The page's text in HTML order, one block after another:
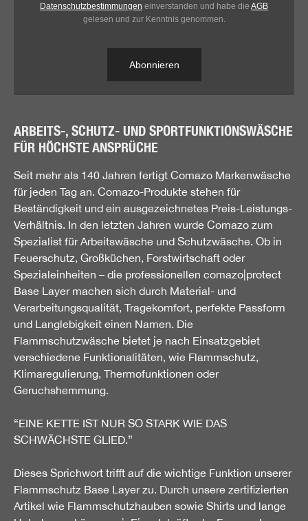
Datenschutzbestimmungen einverstanden und habe die AGB
gelesen und zur Kenntnis genommen.
Abonnieren
ARBEITS-, SCHUTZ- UND SPORTFUNKTIONSWÄSCHE
FÜR HÖCHSTE ANSPRÜCHE
Seit mehr als 140 Jahren fertigt Comazo Markenwäsche
für jeden Tag an. Comazo-Produkte stehen für
Beständigkeit und ein ausgezeichnetes Preis-Leistungs-
Verhältnis. In den letzten Jahren wurde Comazo zum
Spezialist für Arbeitswäsche und Schutzwäsche. Ob in
Feuerschutz, Großküchen, Forstwirtschaft oder
Spezialeinheiten – die professionellen comazo|protect
Base Layer machen sich durch Material- und
Verarbeitungsqualität, Tragekomfort, perfekte Passform
und Langlebigkeit einen Namen. Die
Flammschutzwäsche bietet je nach Einsatzgebiet
verschiedene Funktionalitäten, wie Flammschutz,
Klimaregulierung, Thermofunktionen oder
Geruchshemmung.
“EINE KETTE IST NUR SO STARK WIE DAS
SCHWÄCHSTE GLIED.”
Dieses Sprichwort trifft auf die wichtige Funktion unserer
Flammschutz Base Layer zu. Durch unsere zertifizierten
Artikel wie Flammschutzhauben sowie Shirts und lange